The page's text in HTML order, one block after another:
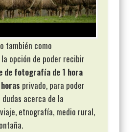
también como
opción de poder recibir
de fotografía de 1 hora
privado, para poder
acerca de la
etnografía, medio rural,